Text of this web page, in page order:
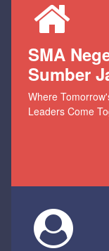
SMA
Sumber
Where
Leaders Come